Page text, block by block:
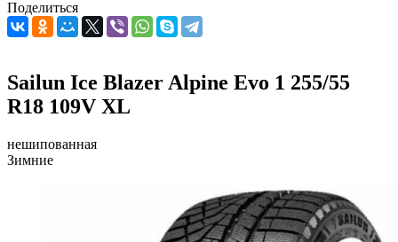
Поделиться
Sailun Ice Blazer Alpine Evo 1 255/55
R18 109V XL
нешипованная
Зимние